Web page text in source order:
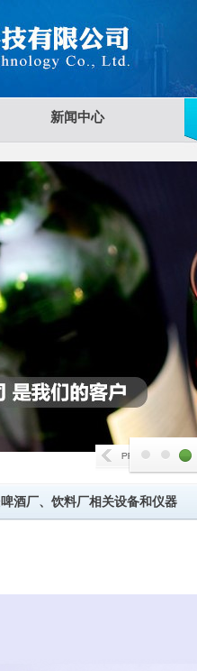
新闻中心
啤酒厂、饮料厂相关设备和仪器